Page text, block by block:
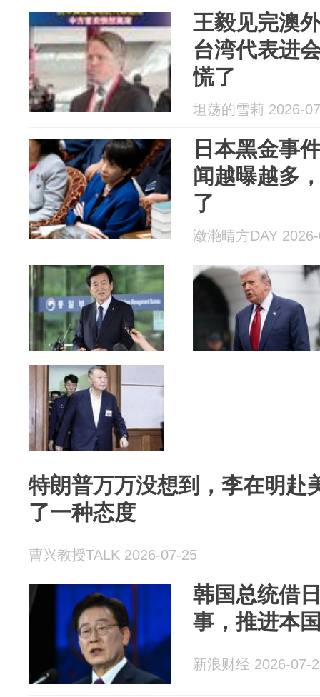
王毅见完澳
台湾代表进
慌了
坦荡的雪莉 2026-
日本黑金事
闻越曝越多
了
潋滟晴方DAY
特朗普万万没想到，李在明赴
了一种态度
曹兴教授TALK 2026-07-25
韩国总统借
事，推进本
新浪财经 2026-07-